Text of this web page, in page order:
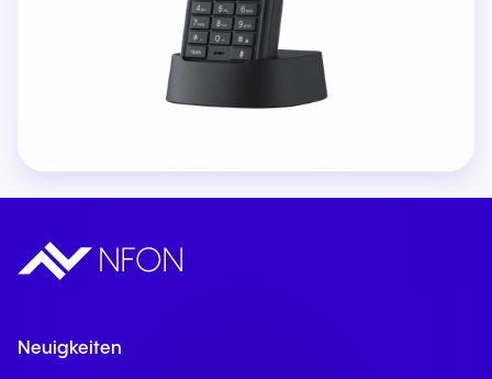
Neuigkeiten